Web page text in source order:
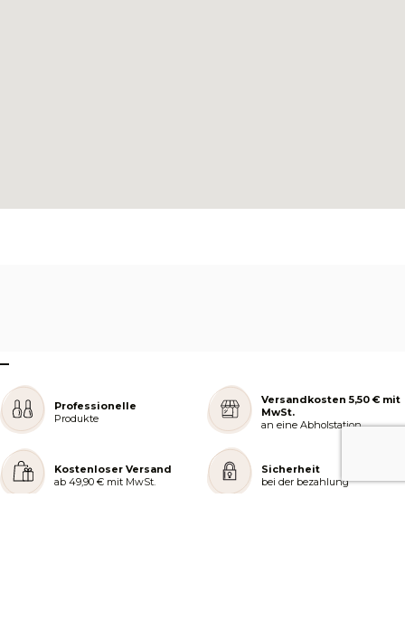
–
Professionelle
Produkte
Versandkosten 5,50 € mit
MwSt.
an eine Abholstation
Kostenloser Versand
ab 49,90 € mit MwSt.
Sicherheit
bei der bezahlung